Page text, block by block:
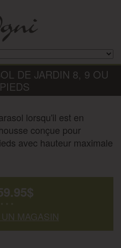
DE JARDIN 8, 9 OU
lorsqu'il est en
conçue pour
avec hauteur maximale
$
MAGASIN